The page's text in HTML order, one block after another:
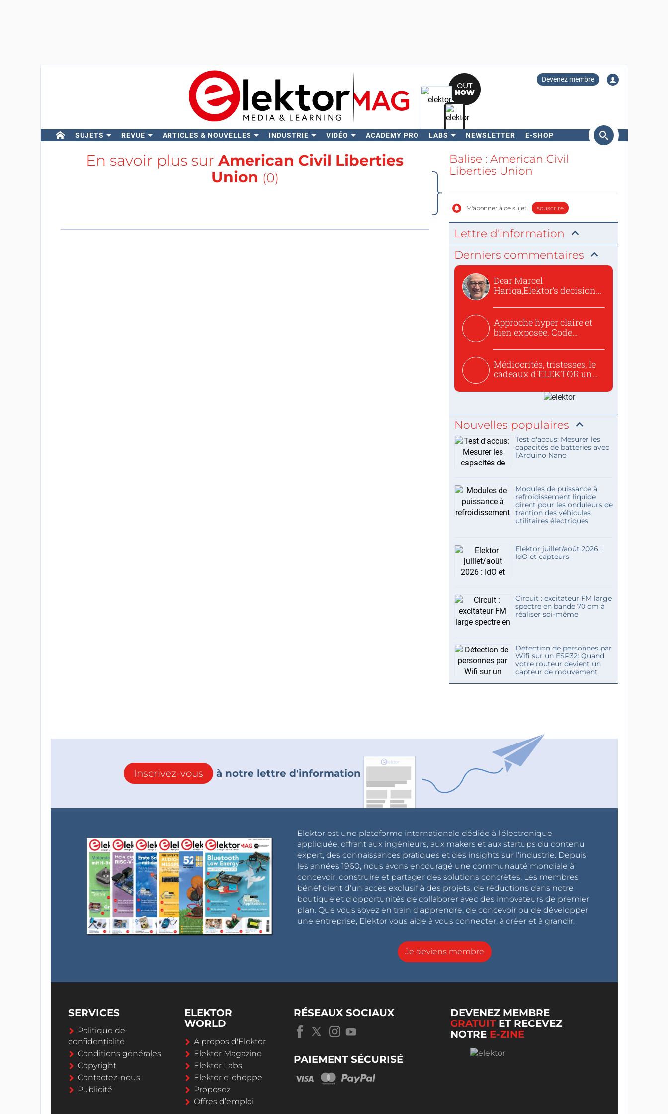
Devenez membre
SUJETS REVUE ARTICLES & NOUVELLES INDUSTRIE VIDÉO ACADEMY PRO LABS NEWSLETTER E-SHOP
Rechercher
En savoir plus sur American Civil Liberties
Union (0)
Balise : American Civil
Liberties Union
M'abonner à ce sujet souscrire
Lettre d'information
Derniers commentaires
Dear Marcel
Hariga,Elektor’s decision
Approche hyper claire et
bien exposée. Code
Médiocrités, tristesses, le
cadeaux d'ELEKTOR un
Nouvelles populaires
Test d'accus: Mesurer les
capacités de batteries avec
l'Arduino Nano
Modules de puissance à
refroidissement liquide
direct pour les onduleurs de
traction des véhicules
utilitaires électriques
Elektor juillet/août 2026 :
IdO et capteurs
Circuit : excitateur FM large
spectre en bande 70 cm à
réaliser soi-même
Détection de personnes par
Wifi sur un ESP32: Quand
votre routeur devient un
capteur de mouvement
Inscrivez-vous à notre lettre d'information
Elektor est une plateforme internationale dédiée à l'électronique
appliquée, offrant aux ingénieurs, aux makers et aux startups du contenu
expert, des connaissances pratiques et des insights sur l'industrie. Depuis
les années 1960, nous avons encouragé une communauté mondiale à
concevoir, construire et partager des solutions concrètes. Les membres
bénéficient d'un accès exclusif à des projets, de réductions dans notre
boutique et d'opportunités de collaborer avec des innovateurs de premier
plan. Que vous soyez en train d'apprendre, de concevoir ou de développer
une entreprise, Elektor vous aide à vous connecter, à créer et à grandir.
Je deviens membre
SERVICES
Politique de
confidentialité
Conditions générales
Copyright
Contactez-nous
Publicité
ELEKTOR
WORLD
A propos d'Elektor
Elektor Magazine
Elektor Labs
Elektor e-choppe
Proposez
Offres d’emploi
RÉSEAUX SOCIAUX
PAIEMENT SÉCURISÉ
DEVENEZ MEMBRE
GRATUITET RECEVEZ
NOTRE E-ZINE